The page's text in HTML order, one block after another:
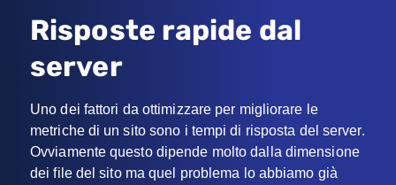
Risposte rapide dal
server
Uno dei fattori da ottimizzare per migliorare le
metriche di un sito sono i tempi di risposta del server.
Ovviamente questo dipende molto dalla dimensione
dei file del sito ma quel problema lo abbiamo già